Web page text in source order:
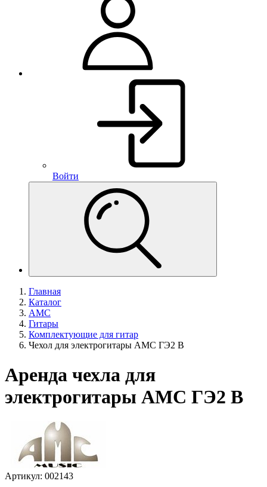
Войти
Главная
Каталог
AMC
Гитары
Комплектующие для гитар
Чехол для электрогитары AMC ГЭ2 В
Аренда чехла для
электрогитары AMC ГЭ2 В
Артикул: 002143